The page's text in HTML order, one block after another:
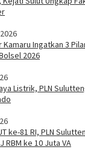
Kamaru Ingatkan 3
2026
Listrik, PLN
ke-81 RI, PLN
RBM ke 10 Juta VA